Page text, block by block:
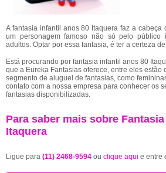
A fantasia infantil anos 80 Itaquera faz a cabeça
um personagem famoso não só pelo público
adultos. Optar por essa fantasia, é ter a certeza
Está procurando por fantasia infantil anos 80
que a Eureka Fantasias oferece, entre eles estão
segmento de aluguel de fantasias, como
contato com a nossa empresa para conhecer os
fantasias disponibilizadas.
Para saber mais sobre
Itaquera
Ligue para (11) 2468-9594 ou clique aqui e entre